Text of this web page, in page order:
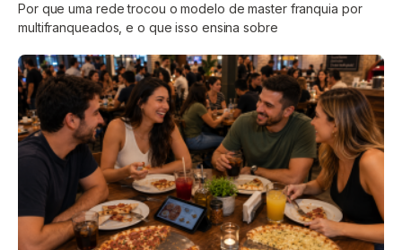
Por que uma rede trocou o modelo de master franquia por
multifranqueados, e o que isso ensina sobre